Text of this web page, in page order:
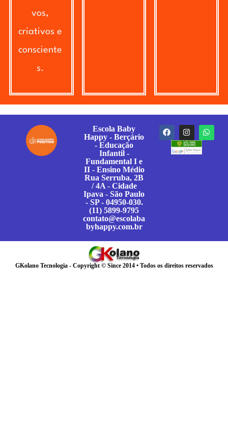
vos,
criativos e
consciente
s.
Escola Baby
Happy - Berçário
- Educação
Infantil -
Fundamental I e
II - Ensino Médio
Rua Serruba, 2B
/ 4A - Cidade
Ipava - São Paulo
- SP - 04950-030.
(11) 5899-9795
contato@escolaba
byhappy.com.br
GKolano Tecnologia - Copyright © Since 2014 • Todos os direitos reservados